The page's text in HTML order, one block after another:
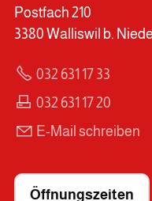
Postfach 210
3380 Walliswil b.
032 631 17 33
032 631 17 20
E-Mail schreiben
Öffnungszeiten